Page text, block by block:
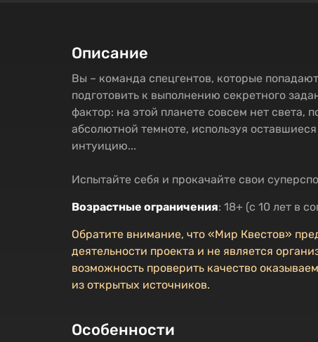
Описание
Вы – команда спецгентов, которые
подготовить к выполнению секретного
фактор: на этой планете совсем нет света,
абсолютной темноте, используя
интуицию...
Испытайте себя и прокачайте свои
Возрастные ограничения: 18+ (с 10 лет в
Обратите внимание, что «Мир Квестов»
деятельности проекта и не является
возможность проверить качество
из открытых источников.
Особенности